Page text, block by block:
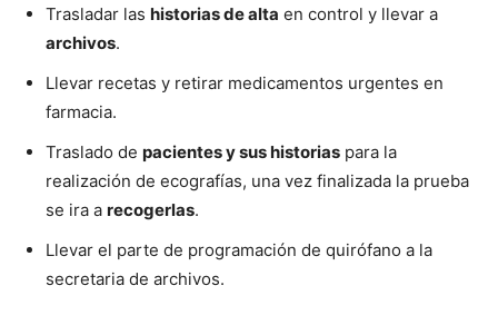
Trasladar las historias de alta en control y llevar a
archivos.
Llevar recetas y retirar medicamentos urgentes en
farmacia.
Traslado de pacientes y sus historias para la
realización de ecografías, una vez finalizada la prueba
se ira a recogerlas.
Llevar el parte de programación de quirófano a la
secretaria de archivos.